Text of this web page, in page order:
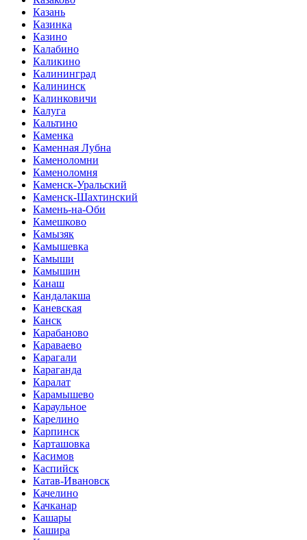
Казань
Казинка
Казино
Калабино
Каликино
Калининград
Калининск
Калинковичи
Калуга
Кальтино
Каменка
Каменная Лубна
Каменоломни
Каменоломня
Каменск-Уральский
Каменск-Шахтинский
Камень-на-Оби
Камешково
Камызяк
Камышевка
Камыши
Камышин
Канаш
Кандалакша
Каневская
Канск
Карабаново
Караваево
Карагали
Караганда
Каралат
Карамышево
Караульное
Карелино
Карпинск
Карташовка
Касимов
Каспийск
Катав-Ивановск
Качелино
Качканар
Кашары
Кашира